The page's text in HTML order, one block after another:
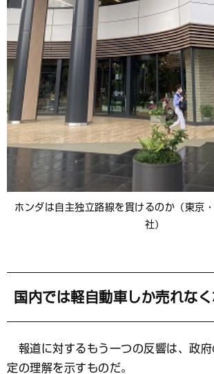
ホンダは自主独立路線を貫けるのか（東京
社）
国内では軽自動車しか売れな
報道に対するもう一つの反響は、政府
定の理解を示すものだ。